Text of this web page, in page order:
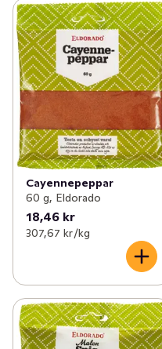
Cayennepeppar
60 g, Eldorado
18,46 kr
307,67 kr /kg